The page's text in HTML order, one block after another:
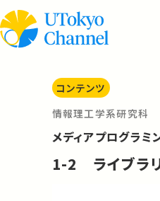
コンテンツ
情報理工学系研究科
メディアプログラミ
1-2 ライブラ